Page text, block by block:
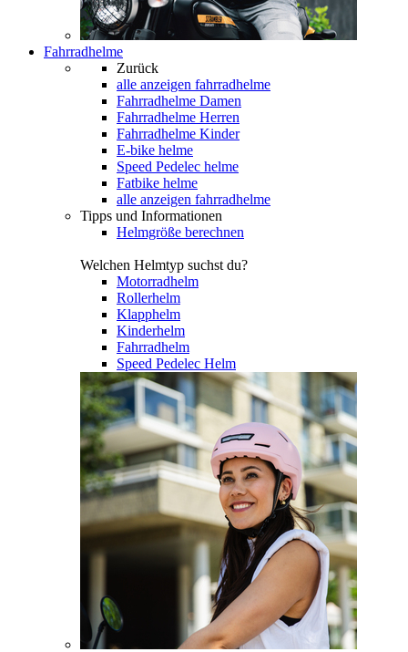
Fahrradhelme
Zurück
alle anzeigen fahrradhelme
Fahrradhelme Damen
Fahrradhelme Herren
Fahrradhelme Kinder
E-bike helme
Speed Pedelec helme
Fatbike helme
alle anzeigen fahrradhelme
Tipps und Informationen
Helmgröße berechnen
Welchen Helmtyp suchst du?
Motorradhelm
Rollerhelm
Klapphelm
Kinderhelm
Fahrradhelm
Speed Pedelec Helm